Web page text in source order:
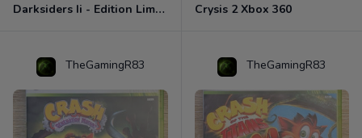
Darksiders Ii - Edition Limitée Xbox 360 Crysis 2 Xbox 360
TheGamingR83 TheGamingR83